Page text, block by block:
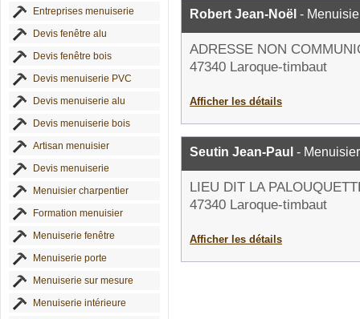
Entreprises menuiserie
Devis fenêtre alu
Devis fenêtre bois
Devis menuiserie PVC
Devis menuiserie alu
Devis menuiserie bois
Artisan menuisier
Devis menuiserie
Menuisier charpentier
Formation menuisier
Menuiserie fenêtre
Menuiserie porte
Menuiserie sur mesure
Menuiserie intérieure
Robert Jean-Noël -
ADRESSE NON
47340 Laroque-timbaut
Afficher les détails
Seutin Jean-Paul - Menuisier
LIEU DIT LA
47340 Laroque-timbaut
Afficher les détails